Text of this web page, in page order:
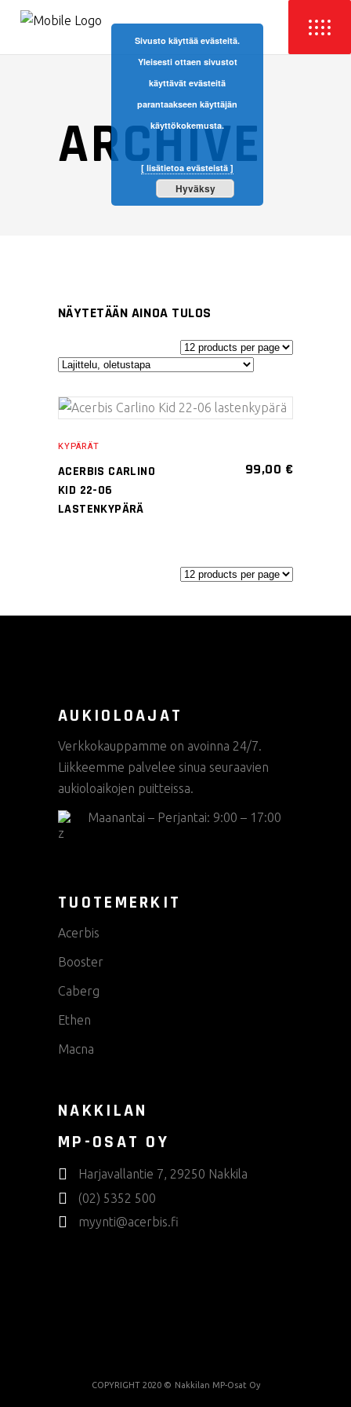
ARCHIVE
NÄYTETÄÄN AINOA TULOS
Tällä
on
valinnat
KYPÄRÄT
ACERBIS CARLINO
KID 22-06
LASTENKYPÄRÄ
99,00 €
AUKIOLOAJAT
Verkkokauppamme on avoinna 24/7.
Liikkeemme palvelee sinua seuraavien
aukioloaikojen puitteissa.
Maanantai – Perjantai: 9:00 – 17:00
TUOTEMERKIT
Acerbis
Booster
Caberg
Ethen
Macna
NAKKILAN
MP-OSAT OY
Harjavallantie 7, 29250 Nakkila
(02) 5352 500
myynti@acerbis.fi
COPYRIGHT 2020 © Nakkilan MP-Osat Oy
Sivusto käyttää evästeitä.
Yleisesti ottaen sivustot
käyttävät evästeitä
parantaakseen käyttäjän
käyttökokemusta.
[ lisätietoa evästeistä ]
Hyväksy